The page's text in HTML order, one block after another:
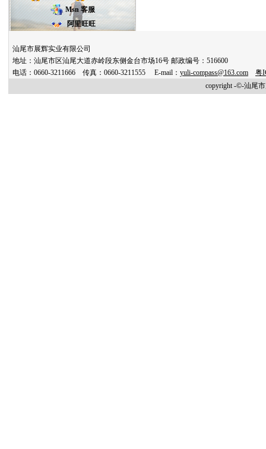
Msn 客服
阿里旺旺
汕尾市展辉实业有限公司
地址：汕尾市区汕尾大道赤岭段东侧金台市场16号 邮政编号：516600
电话：0660-3211666 传真：0660-3211555 E-mail： yuli-compass@163.com
粤
copyright -©-汕尾